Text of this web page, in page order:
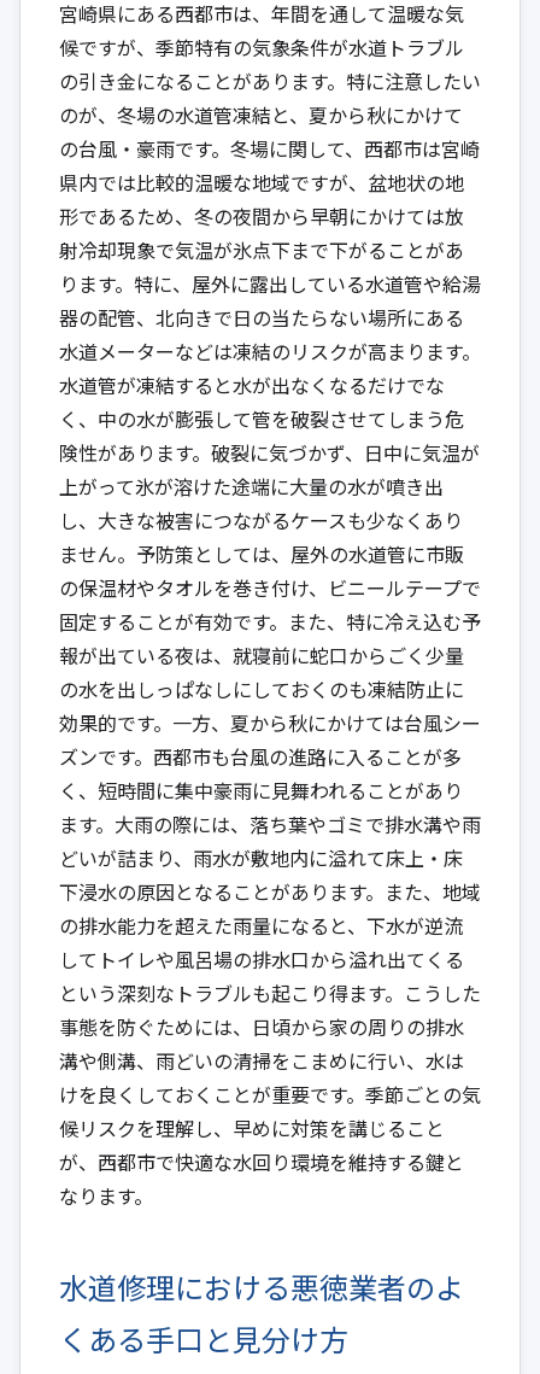
宮崎県にある西都市は、年間を通して温暖な気
候ですが、季節特有の気象条件が水道トラブル
の引き金になることがあります。特に注意したい
のが、冬場の水道管凍結と、夏から秋にかけて
の台風・豪雨です。冬場に関して、西都市は宮崎
県内では比較的温暖な地域ですが、盆地状の地
形であるため、冬の夜間から早朝にかけては放
射冷却現象で気温が氷点下まで下がることがあ
ります。特に、屋外に露出している水道管や給湯
器の配管、北向きで日の当たらない場所にある
水道メーターなどは凍結のリスクが高まります。
水道管が凍結すると水が出なくなるだけでな
く、中の水が膨張して管を破裂させてしまう危
険性があります。破裂に気づかず、日中に気温が
上がって氷が溶けた途端に大量の水が噴き出
し、大きな被害につながるケースも少なくあり
ません。予防策としては、屋外の水道管に市販
の保温材やタオルを巻き付け、ビニールテープで
固定することが有効です。また、特に冷え込む予
報が出ている夜は、就寝前に蛇口からごく少量
の水を出しっぱなしにしておくのも凍結防止に
効果的です。一方、夏から秋にかけては台風シー
ズンです。西都市も台風の進路に入ることが多
く、短時間に集中豪雨に見舞われることがあり
ます。大雨の際には、落ち葉やゴミで排水溝や雨
どいが詰まり、雨水が敷地内に溢れて床上・床
下浸水の原因となることがあります。また、地域
の排水能力を超えた雨量になると、下水が逆流
してトイレや風呂場の排水口から溢れ出てくる
という深刻なトラブルも起こり得ます。こうした
事態を防ぐためには、日頃から家の周りの排水
溝や側溝、雨どいの清掃をこまめに行い、水は
けを良くしておくことが重要です。季節ごとの気
候リスクを理解し、早めに対策を講じること
が、西都市で快適な水回り環境を維持する鍵と
なります。
水道修理における悪徳業者のよ
くある手口と見分け方